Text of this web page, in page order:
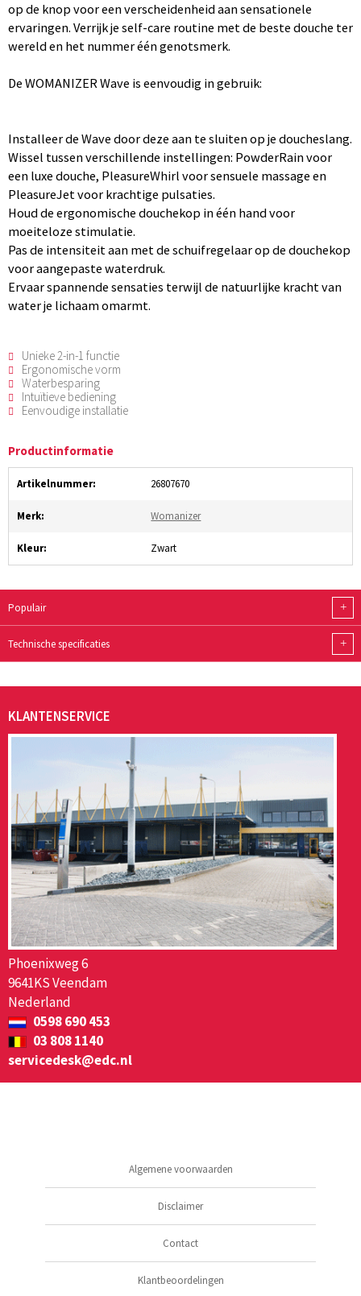
op de knop voor een verscheidenheid aan sensationele
ervaringen. Verrijk je self-care routine met de beste douche ter
wereld en het nummer één genotsmerk.
De WOMANIZER Wave is eenvoudig in gebruik:
Installeer de Wave door deze aan te sluiten op je doucheslang.
Wissel tussen verschillende instellingen: PowderRain voor
een luxe douche, PleasureWhirl voor sensuele massage en
PleasureJet voor krachtige pulsaties.
Houd de ergonomische douchekop in één hand voor
moeiteloze stimulatie.
Pas de intensiteit aan met de schuifregelaar op de douchekop
voor aangepaste waterdruk.
Ervaar spannende sensaties terwijl de natuurlijke kracht van
water je lichaam omarmt.
Unieke 2-in-1 functie
Ergonomische vorm
Waterbesparing
Intuïtieve bediening
Eenvoudige installatie
Productinformatie
Artikelnummer: 26807670
Merk: Womanizer
Kleur: Zwart
Populair +
Technische specificaties +
KLANTENSERVICE
Phoenixweg 6
9641KS Veendam
Nederland
0598 690 453
03 808 1140
servicedesk@edc.nl
Algemene voorwaarden
Disclaimer
Contact
Klantbeoordelingen